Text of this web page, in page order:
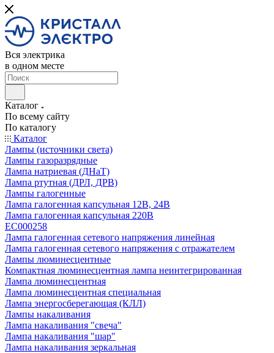
Вся электрика
в одном месте
Каталог
По всему сайту
По каталогу
Каталог
Лампы (источники света)
Лампы газоразрядные
Лампа натриевая (ДНаТ)
Лампа ртутная (ДРЛ, ДРВ)
Лампы галогенные
Лампа галогенная капсульная 12В, 24В
Лампа галогенная капсульная 220В
EC000258
Лампа галогенная сетевого напряжения линейная
Лампа галогенная сетевого напряжения с отражателем
Лампы люминесцентные
Компактная люминесцентная лампа неинтегрированная
Лампа люминесцентная
Лампа люминесцентная специальная
Лампа энергосберегающая (КЛЛ)
Лампы накаливания
Лампа накаливания "свеча"
Лампа накаливания "шар"
Лампа накаливания зеркальная